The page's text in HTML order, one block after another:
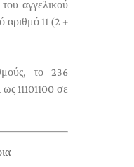
αγγελικού
αριθμό 11 (2 +
το 236
11101100 σε